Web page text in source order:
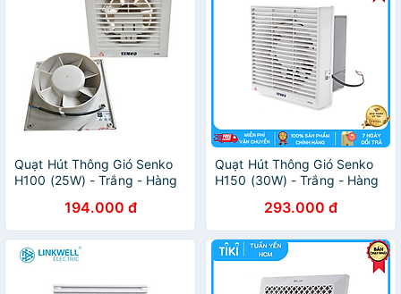
Quạt Hút Thông Gió Senko
H100 (25W) - Trắng - Hàng
194.000 đ
Quạt Hút Thông Gió Senko
H150 (30W) - Trắng - Hàng
293.000 đ